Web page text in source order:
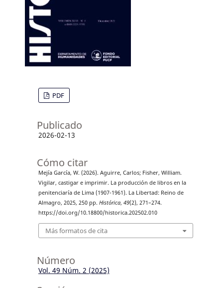
PDF
Publicado
2026-02-13
Cómo citar
Mejía García, W. (2026). Aguirre, Carlos; Fisher, William.
Vigilar, castigar e imprimir. La producción de libros en la
penitenciaría de Lima (1907-1961). La Libertad: Reino de
Almagro, 2025, 250 pp. Histórica, 49(2), 271–274.
https://doi.org/10.18800/historica.202502.010
Más formatos de cita
Número
Vol. 49 Núm. 2 (2025)